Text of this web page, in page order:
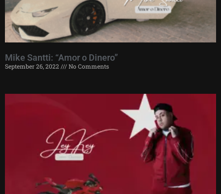
Mike Santti: “Amor o Dinero”
September 26, 2022 No Comments